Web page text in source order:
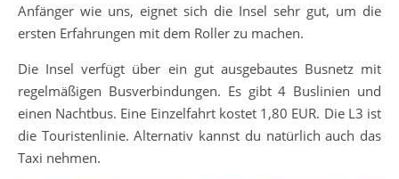
Anfänger wie uns, eignet sich die Insel sehr gut, um die
ersten Erfahrungen mit dem Roller zu machen.
Die Insel verfügt über ein gut ausgebautes Busnetz mit
regelmäßigen Busverbindungen. Es gibt 4 Buslinien und
einen Nachtbus. Eine Einzelfahrt kostet 1,80 EUR. Die L3 ist
die Touristenlinie. Alternativ kannst du natürlich auch das
Taxi nehmen.